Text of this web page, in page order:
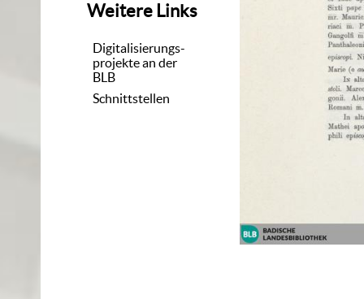
Weitere Links
Digitalisierungs-
projekte an der
BLB
Schnittstellen